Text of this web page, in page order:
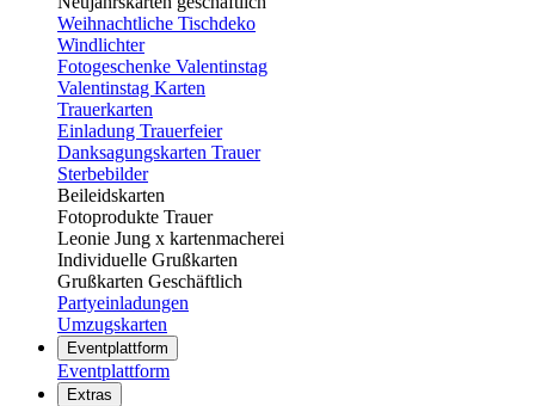
Weihnachtliche Tischdeko
Windlichter
Fotogeschenke Valentinstag
Valentinstag Karten
Trauerkarten
Einladung Trauerfeier
Danksagungskarten Trauer
Sterbebilder
Beileidskarten
Fotoprodukte Trauer
Leonie Jung x kartenmacherei
Individuelle Grußkarten
Grußkarten Geschäftlich
Partyeinladungen
Umzugskarten
Eventplattform
Eventplattform
Extras